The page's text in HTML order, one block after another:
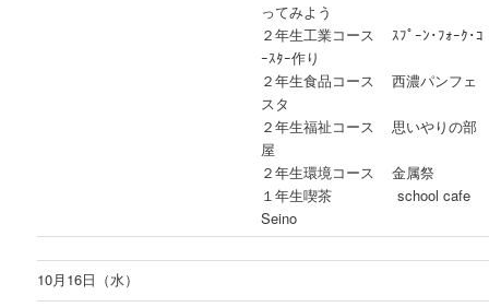
ってみよう
２年生工業コース ｽﾌﾟｰﾝ･ﾌｫｰｸ･ｺ
ｰｽﾀｰ作り
２年生食品コース 西濃パンフェ
スタ
２年生福祉コース 思いやりの部
屋
２年生環境コース 金属祭
１年生喫茶 school cafe
Seino
10月16日（水）